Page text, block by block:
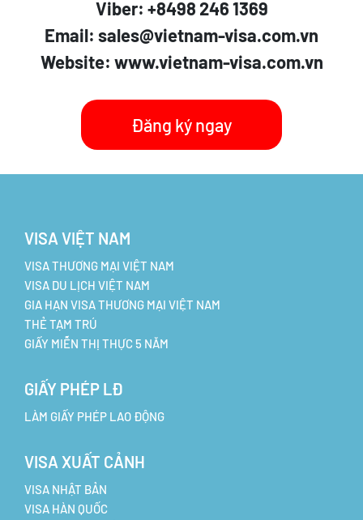
Viber: +8498 246 1369
Email: sales@vietnam-visa.com.vn
Website: www.vietnam-visa.com.vn
Đăng ký ngay
VISA VIỆT NAM
VISA THƯƠNG MẠI VIỆT NAM
VISA DU LỊCH VIỆT NAM
GIA HẠN VISA THƯƠNG MẠI VIỆT NAM
THẺ TẠM TRÚ
GIẤY MIỄN THỊ THỰC 5 NĂM
GIẤY PHÉP LĐ
LÀM GIẤY PHÉP LAO ĐỘNG
VISA XUẤT CẢNH
VISA NHẬT BẢN
VISA HÀN QUỐC